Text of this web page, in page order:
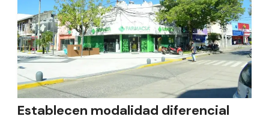
Establecen modalidad diferencial